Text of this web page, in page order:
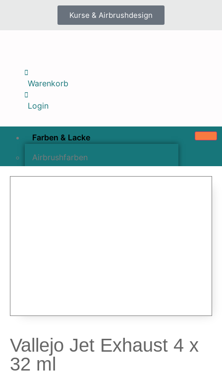
Kurse & Airbrushdesign
Warenkorb
Login
Farben & Lacke
Airbrushfarben
Schläuche & Kupplungen
Anschlüsse & Verschraubungen
Luftfilter & Druckregler
Vallejo Jet Exhaust 4 x
32 ml